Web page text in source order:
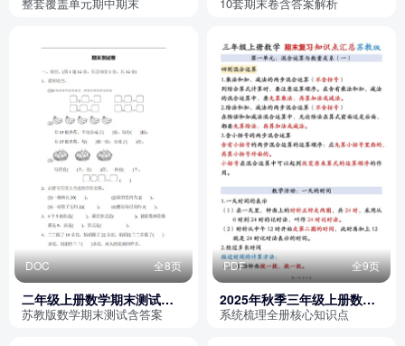
标） 测、名校真题、综合测试及
DOC 全8页
二年级上册数学期末测试卷
（苏教版，含答案）
苏教版数学期末测试含答案
PDF 全9页
2025年秋季三年级上册数学
期末复习全册知识点汇总
（苏教版）
系统梳理全册核心知识点